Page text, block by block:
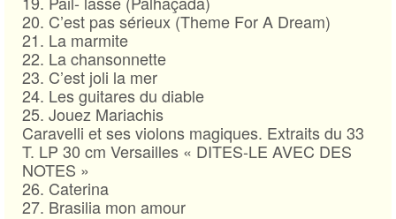
20. C’est pas sérieux (Theme For A Dream)
21. La marmite
22. La chansonnette
23. C’est joli la mer
24. Les guitares du diable
25. Jouez Mariachis
Caravelli et ses violons magiques. Extraits du 33
T. LP 30 cm Versailles « DITES-LE AVEC DES
NOTES »
26. Caterina
27. Brasilia mon amour